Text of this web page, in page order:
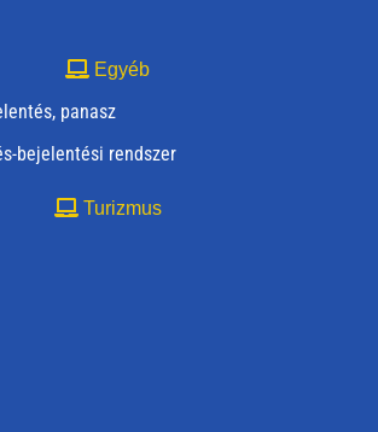
Egyéb
panasz
bejelentési rendszer
Turizmus